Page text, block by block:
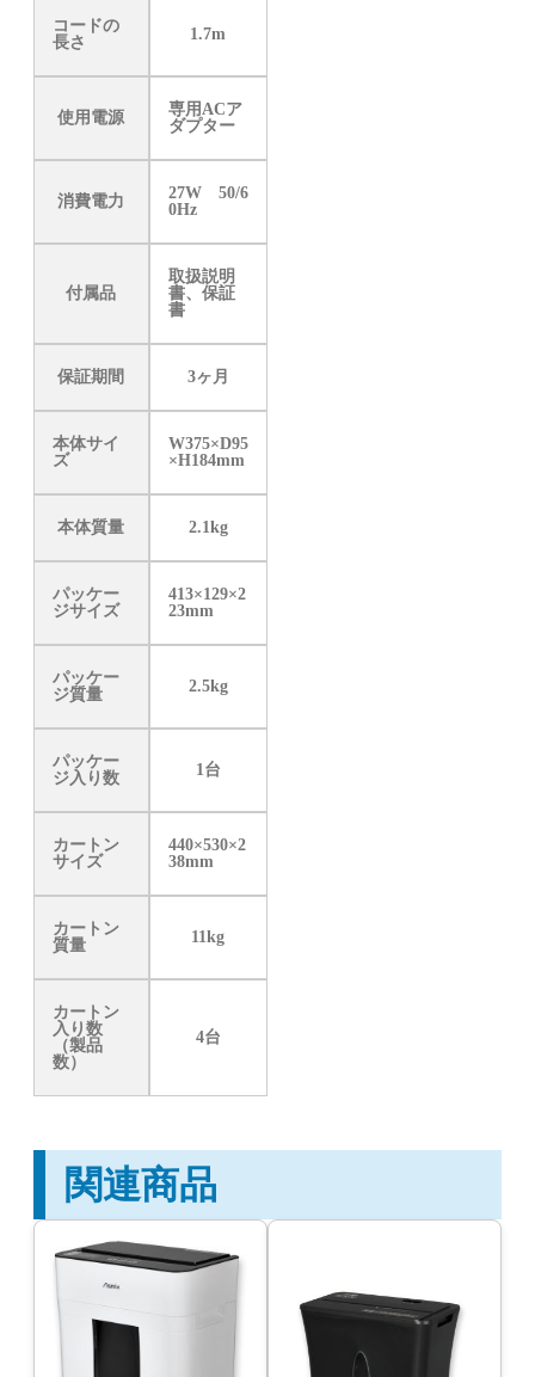
コードの
長さ
1.7m
使用電源
専用ACア
ダプター
消費電力
27W 50/6
0Hz
付属品
取扱説明
書、保証
書
保証期間 3ヶ月
本体サイ
ズ
W375×D95
×H184mm
本体質量 2.1kg
パッケー
ジサイズ
413×129×2
23mm
パッケー
ジ質量
2.5kg
パッケー
ジ入り数
1台
カートン
サイズ
440×530×2
38mm
カートン
質量
11kg
カートン
入り数
（製品
数）
4台
関連商品